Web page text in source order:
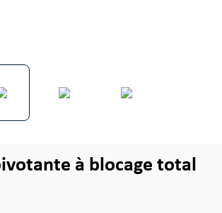
à blocage total